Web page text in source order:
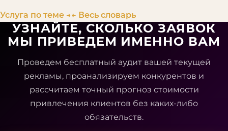
Услуга по теме →← Весь словарь
УЗНАЙТЕ, СКОЛЬКО ЗАЯВОК
МЫ ПРИВЕДЕМ ИМЕННО ВАМ
Проведем бесплатный аудит вашей текущей
рекламы, проанализируем конкурентов и
рассчитаем точный прогноз стоимости
привлечения клиентов без каких-либо
обязательств.